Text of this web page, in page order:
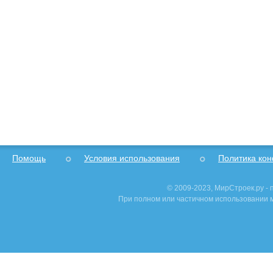
Помощь Условия использования Политика
© 2009-2023, МирСтроек.ру -
При полном или частичном использовании